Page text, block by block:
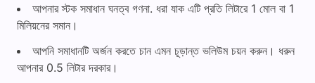
আপনার স্টক সমাধান ঘনত্ব গণনা. ধরা যাক এটি প্রতি লিটারে 1 মোল বা 1
মিলিয়নের সমান।
আপনি সমাধানটি অর্জন করতে চান এমন চূড়ান্ত ভলিউম চয়ন করুন। ধরুন
আপনার 0.5 লিটার দরকার।